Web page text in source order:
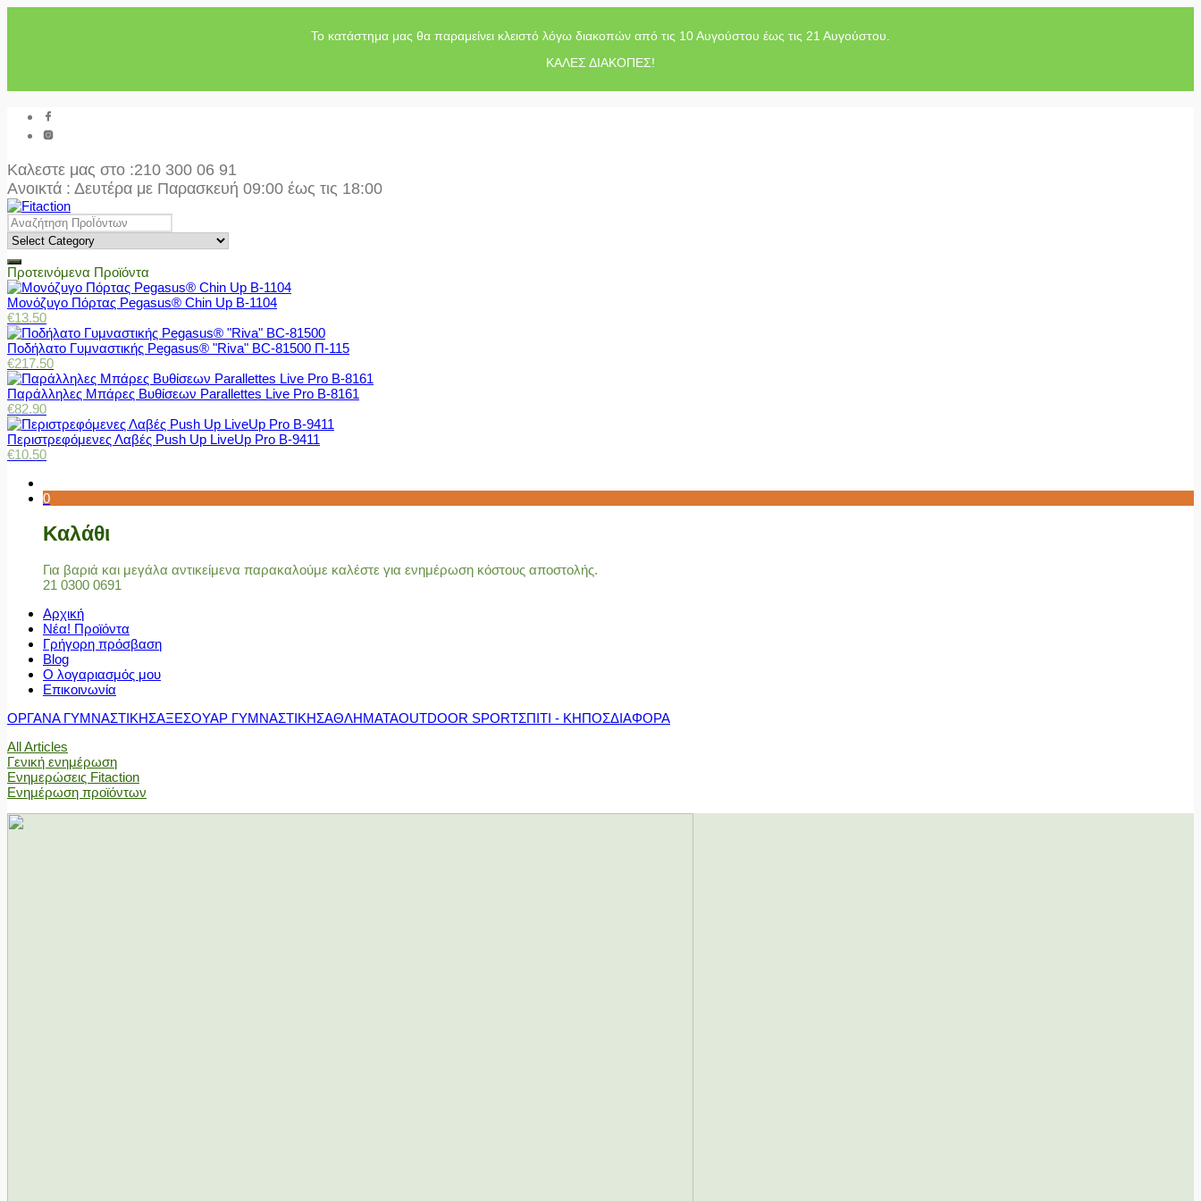
Το κατάστημα μας θα παραμείνει κλειστό λόγω διακοπών από τις 10 Αυγούστου έως τις 21 Αυγούστου.
ΚΑΛΕΣ ΔΙΑΚΟΠΕΣ!
Καλεστε μας στο :210 300 06 91
Ανοικτά : Δευτέρα με Παρασκευή 09:00 έως τις 18:00
Προτεινόμενα Προϊόντα
Μονόζυγο Πόρτας Pegasus® Chin Up Β-1104
€13.50
Ποδήλατο Γυμναστικής Pegasus® "Riva" BC-81500 Π-115
€217.50
Παράλληλες Μπάρες Βυθίσεων Parallettes Live Pro Β-8161
€82.90
Περιστρεφόμενες Λαβές Push Up LiveUp Pro Β-9411
€10.50
0
Καλάθι
Για βαριά και μεγάλα αντικείμενα παρακαλούμε καλέστε για ενημέρωση κόστους αποστολής.
21 0300 0691
Αρχική
Νέα! Προϊόντα
Γρήγορη πρόσβαση
Blog
Ο λογαριασμός μου
Επικοινωνία
ΟΡΓΑΝΑ ΓΥΜΝΑΣΤΙΚΗΣΑΞΕΣΟΥΑΡ ΓΥΜΝΑΣΤΙΚΗΣΑΘΛΗΜΑΤΑOUTDOOR SPORTΣΠΙΤΙ - ΚΗΠΟΣΔΙΑΦΟΡΑ
All Articles
Γενική ενημέρωση
Ενημερώσεις Fitaction
Ενημέρωση προϊόντων